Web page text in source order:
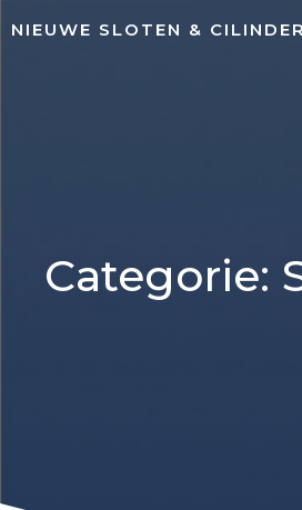
de
NIEUWE SLOTEN &
Categorie: